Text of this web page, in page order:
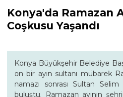
Konya'da Ramazan
Coşkusu Yaşandı
Konya Büyükşehir Belediye
on bir ayın sultanı mübarek
namazı sonrası Sultan
buluştu. Ramazan ayının